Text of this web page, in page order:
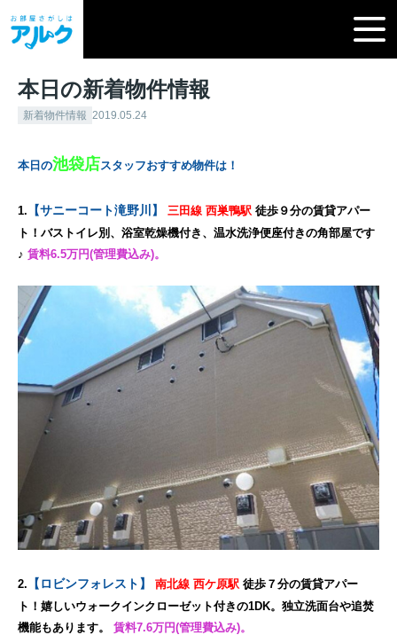
本日の新着物件情報
新着物件情報 2019.05.24
本日の池袋店スタッフおすすめ物件は！
1. 【サニーコート滝野川】 三田線 西巣鴨駅 徒歩９分の賃貸アパー
ト！バストイレ別、浴室乾燥機付き、温水洗浄便座付きの角部屋です
♪ 賃料6.5万円(管理費込み)。
2. 【ロビンフォレスト】 南北線 西ケ原駅 徒歩７分の賃貸アパー
ト！嬉しいウォークインクローゼット付きの1DK。独立洗面台や追焚
機能もあります。
賃料7.6万円(管理費込み)。